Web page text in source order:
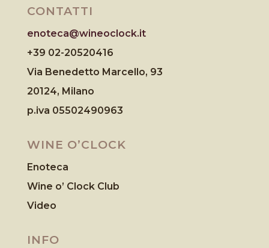
CONTATTI
enoteca@wineoclock.it
+39 02-20520416
Via Benedetto Marcello, 93
20124, Milano
p.iva 05502490963
WINE O’CLOCK
Enoteca
Wine o’ Clock Club
Video
INFO